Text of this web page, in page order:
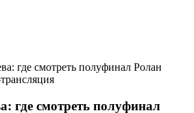
где смотреть полуфинал Ролан
где смотреть полуфинал